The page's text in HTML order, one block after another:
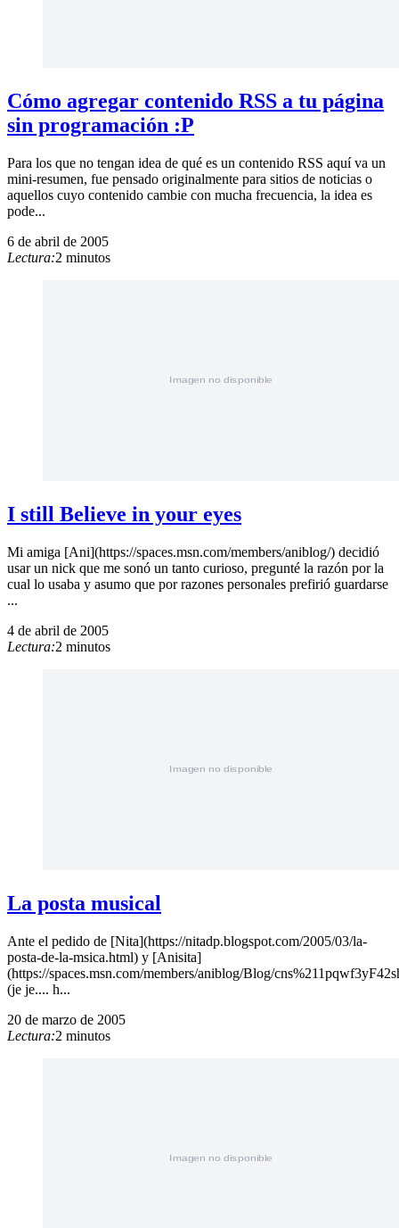
Cómo agregar contenido RSS a tu página
sin programación :P
Para los que no tengan idea de qué es un contenido RSS aquí va un
mini-resumen, fue pensado originalmente para sitios de noticias o
aquellos cuyo contenido cambie con mucha frecuencia, la idea es
pode...
6 de abril de 2005
Lectura:2 minutos
I still Believe in your eyes
Mi amiga [Ani](https://spaces.msn.com/members/aniblog/) decidió
usar un nick que me sonó un tanto curioso, pregunté la razón por la
cual lo usaba y asumo que por razones personales prefirió guardarse
...
4 de abril de 2005
Lectura:2 minutos
La posta musical
Ante el pedido de [Nita](https://nitadp.blogspot.com/2005/03/la-
posta-de-la-msica.html) y [Anisita]
(https://spaces.msn.com/members/aniblog/Blog/
(je je.... h...
20 de marzo de 2005
Lectura:2 minutos